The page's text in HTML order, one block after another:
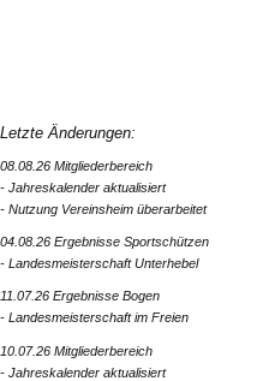
Letzte Änderungen:
08.08.26 Mitgliederbereich
- Jahreskalender aktualisiert
- Nutzung Vereinsheim überarbeitet
04.08.26 Ergebnisse Sportschützen
- Landesmeisterschaft Unterhebel
11.07.26 Ergebnisse Bogen
- Landesmeisterschaft im Freien
10.07.26 Mitgliederbereich
- Jahreskalender aktualisiert